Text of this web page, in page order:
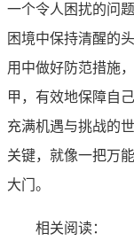
一个令人困扰的问
困境中保持清醒的
用中做好防范措施
甲，有效地保障自
充满机遇与挑战的
关键，就像一把万
大门。
相关阅读：